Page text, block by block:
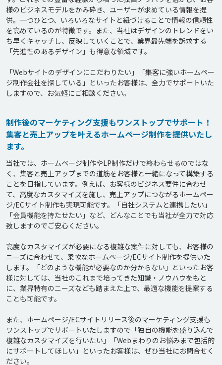
様のビジネスモデルをかみ砕き、ユーザーが求めている情報を提
供。一つひとつ、いろいろなサイトと紐づけることで情報の信頼性
を高めているのが特徴です。また、当社はデザインのトレンドをい
ち早くキャッチし、反映していくことで、業界最先端を訴求する
「先進性のあるデザイン」も得意な領域です。
「Webサイトのデザインにこだわりたい」「集客に強いホームペー
ジ制作会社を探している」といったお客様は、全力でサポートいた
制作後のマーケティング支援もワンストップでサポート！
集客と売上アップを叶えるホームページ制作を提供いたし
ます。
当社では、ホームページ制作やLP制作だけで終わらせるのではな
く、集客と売上アップまでの道筋をお客様と一緒になって構築する
ことを目指しています。例えば、お客様のビジネス要件に合わせ
て、高度なカスタマイズを施し、売上アップにつながるホームペー
ジ/ECサイト制作も実現可能です。「自社システムと連携したい」
「会員機能を持たせたい」など、どんなことでも当社が全力で対応
致しますのでご安心ください。
高度なカスタマイズが必要になる複雑な案件に対しても、お客様の
ニーズに合わせて、柔軟なホームページ/ECサイト制作を提供いた
します。「どのような機能が必要なのか分からない」といったお客
様に対しては、当社のこれまで培ってきた知識・ノウハウをもと
に、業界特有のニーズなども踏まえた上で、最適な機能を提案する
ことも可能です。
また、ホームページ/ECサイトリリース後のマーケティング支援も
ワンストップでサポートいたしますので「独自の機能を盛り込んで
複雑なカスタマイズを行いたい」「Webまわりのお悩みまで包括的
にサポートしてほしい」といったお客様は、ぜひ当社にお問合せく